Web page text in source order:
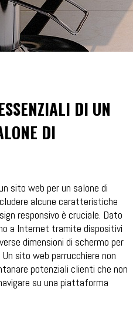
DI UN
DI
sito web per un salone di
alcune caratteristiche
responsivo è cruciale. Dato
a Internet tramite dispositivi
dimensioni di schermo per
sito web parrucchiere non
potenziali clienti che non
su una piattaforma